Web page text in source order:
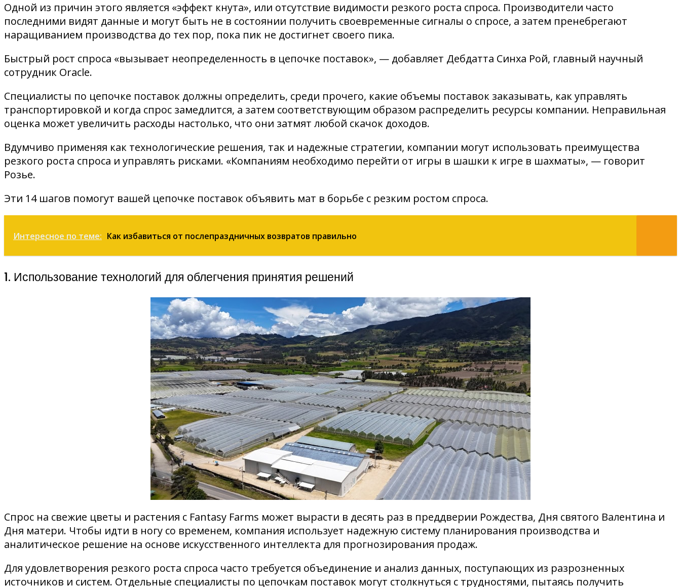
Одной из причин этого является «эффект кнута», или отсутствие видимости резкого роста спроса. Производители часто
последними видят данные и могут быть не в состоянии получить своевременные сигналы о спросе, а затем пренебрегают
наращиванием производства до тех пор, пока пик не достигнет своего пика.
Быстрый рост спроса «вызывает неопределенность в цепочке поставок», — добавляет Дебдатта Синха Рой, главный научный
сотрудник Oracle.
Специалисты по цепочке поставок должны определить, среди прочего, какие объемы поставок заказывать, как управлять
транспортировкой и когда спрос замедлится, а затем соответствующим образом распределить ресурсы компании. Неправильная
оценка может увеличить расходы настолько, что они затмят любой скачок доходов.
Вдумчиво применяя как технологические решения, так и надежные стратегии, компании могут использовать преимущества
резкого роста спроса и управлять рисками. «Компаниям необходимо перейти от игры в шашки к игре в шахматы», — говорит
Розье.
Эти 14 шагов помогут вашей цепочке поставок объявить мат в борьбе с резким ростом спроса.
Интересное по теме: Как избавиться от послепраздничных возвратов правильно
1. Использование технологий для облегчения принятия решений
Спрос на свежие цветы и растения с Fantasy Farms может вырасти в десять раз в преддверии Рождества, Дня святого Валентина и
Дня матери. Чтобы идти в ногу со временем, компания использует надежную систему планирования производства и
аналитическое решение на основе искусственного интеллекта для прогнозирования продаж.
Для удовлетворения резкого роста спроса часто требуется объединение и анализ данных, поступающих из разрозненных
источников и систем. Отдельные специалисты по цепочкам поставок могут столкнуться с трудностями, пытаясь получить